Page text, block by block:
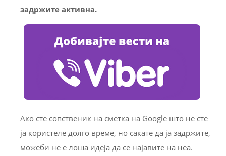
задржите активна.
Ако сте сопственик на сметка на Google што не сте
ја користеле долго време, но сакате да ја задржите,
можеби не е лоша идеја да се најавите на неа.